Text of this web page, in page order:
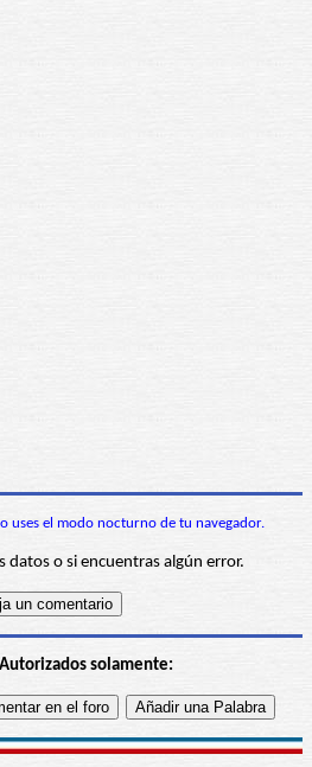
uses el modo nocturno de tu navegador.
datos o si encuentras algún error.
solamente: